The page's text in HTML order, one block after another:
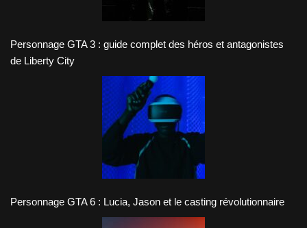
Personnage GTA 3 : guide complet des héros et antagonistes
de Liberty City
Personnage GTA 6 : Lucia, Jason et le casting révolutionnaire